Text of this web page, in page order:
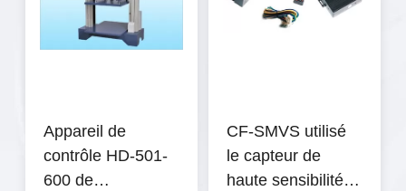
Appareil de
contrôle HD-501-
600 de
CF-SMVS utilisé
le capteur de
haute sensibilité